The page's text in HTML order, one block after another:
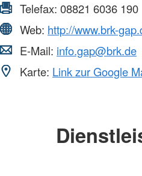
Telefax: 08821 6036 190
Web: http://www.brk-
E-Mail: info.gap@brk.de
Karte: Link zur Google